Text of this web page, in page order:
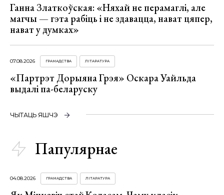
Ганна Златкоўская: «Няхай не перамаглі, але
магчы — гэта рабіць і не здавацца, нават цяпер,
нават у думках»
07.08.2026 ГРАМАДСТВА ЛІТАРАТУРА
«Партрэт Дорыяна Грэя» Оскара Уайльда
выдалі па-беларуску
ЧЫТАЦЬ ЯШЧЭ
Папулярнае
04.08.2026 ГРАМАДСТВА ЛІТАРАТУРА